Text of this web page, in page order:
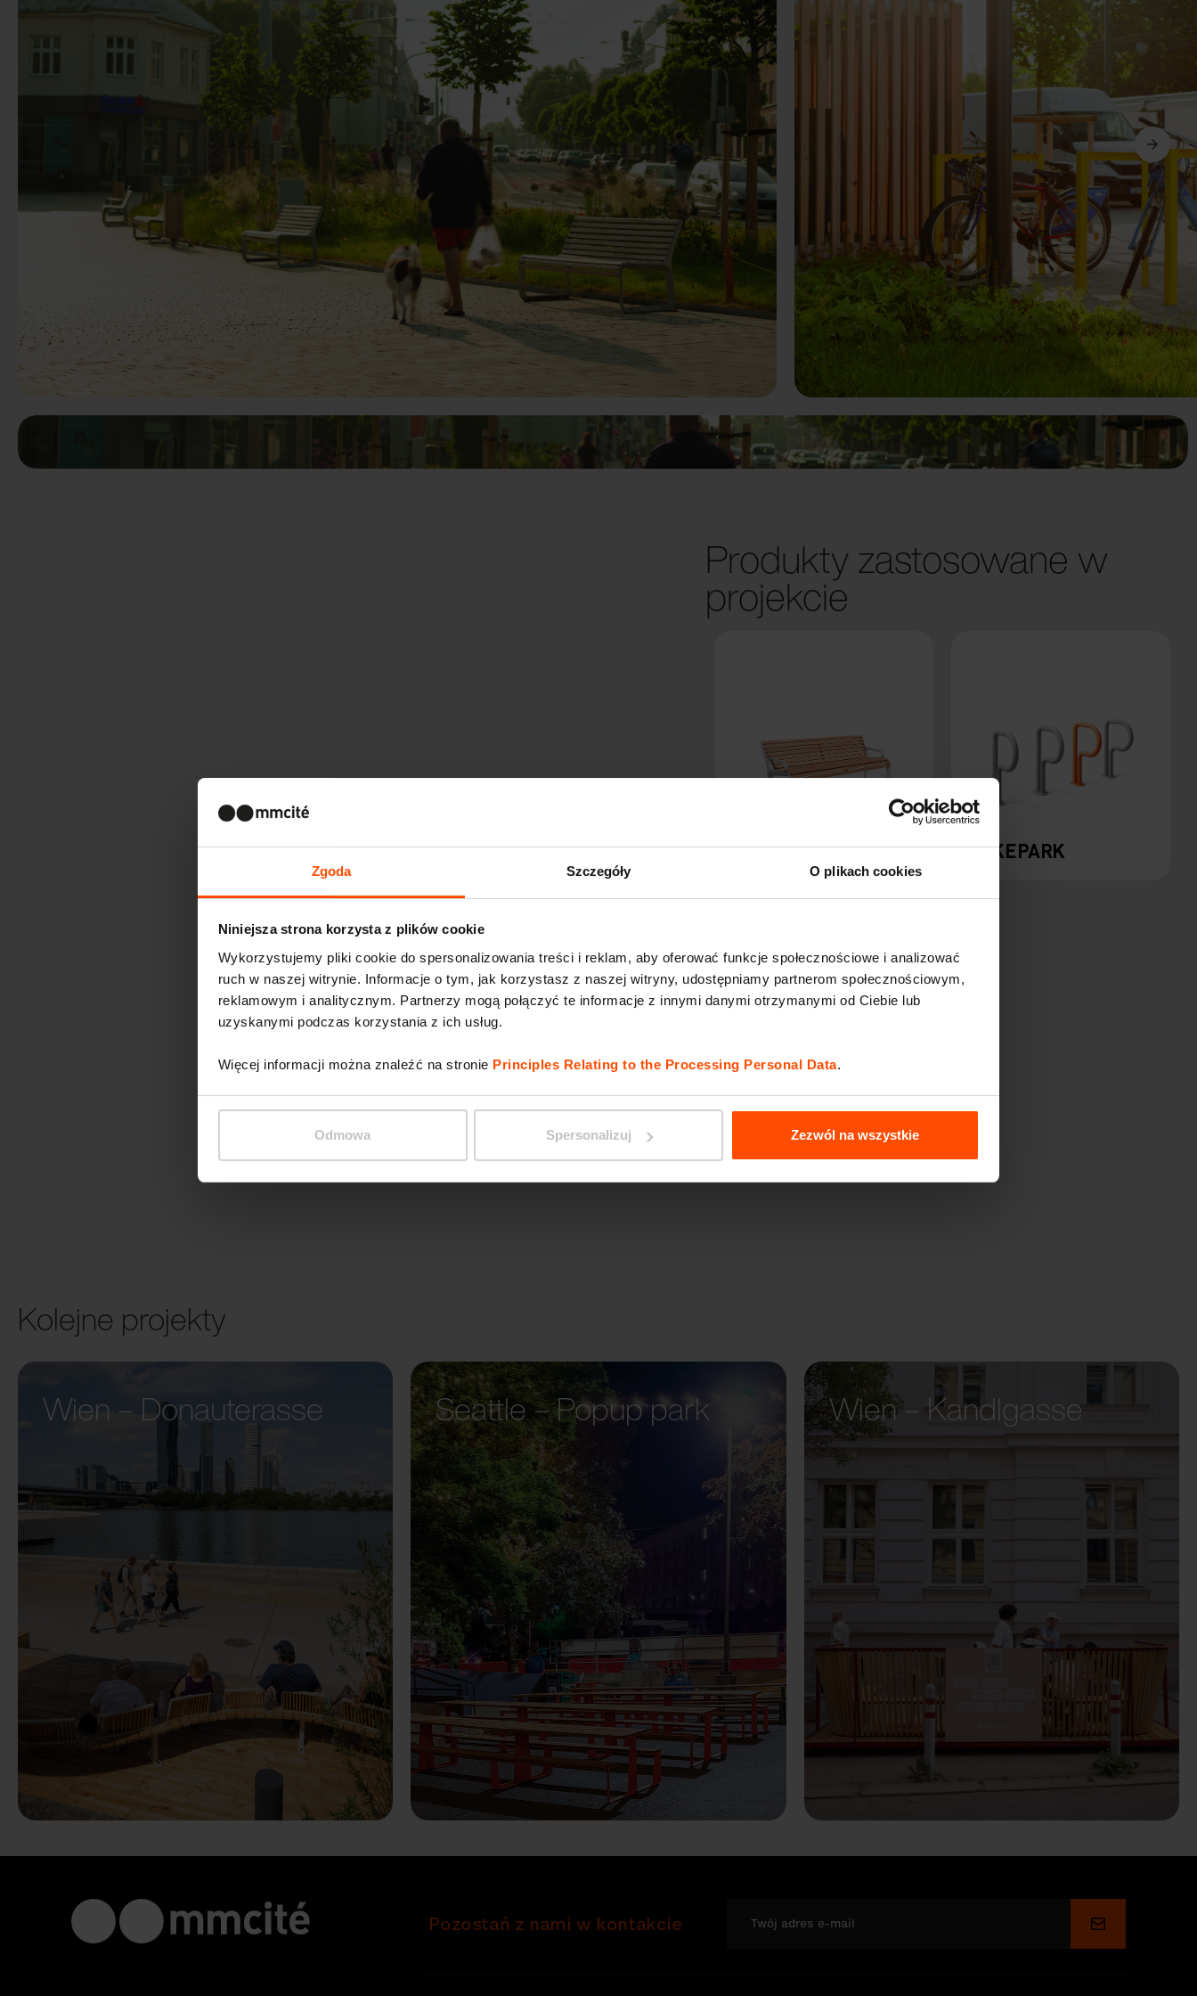
Zgoda Szczegóły O plikach cookies
Niniejsza strona korzysta z plików cookie
Wykorzystujemy pliki cookie do spersonalizowania treści i reklam, aby oferować funkcje społecznościowe i analizować
ruch w naszej witrynie. Informacje o tym, jak korzystasz z naszej witryny, udostępniamy partnerom społecznościowym,
reklamowym i analitycznym. Partnerzy mogą połączyć te informacje z innymi danymi otrzymanymi od Ciebie lub
uzyskanymi podczas korzystania z ich usług.
Więcej informacji można znaleźć na stronie Principles Relating to the Processing Personal Data.
Odmowa Spersonalizuj Zezwól na wszystkie
Poprzedni
Produkty zastosowane w
projekcie
PORTIQOA BIKEPARK
PIXEL
Kolejne projekty
Wien – Donauterasse
Seattle – Popup park Wien – Kandlgasse
Pozostań z nami w kontakcie Wyślij